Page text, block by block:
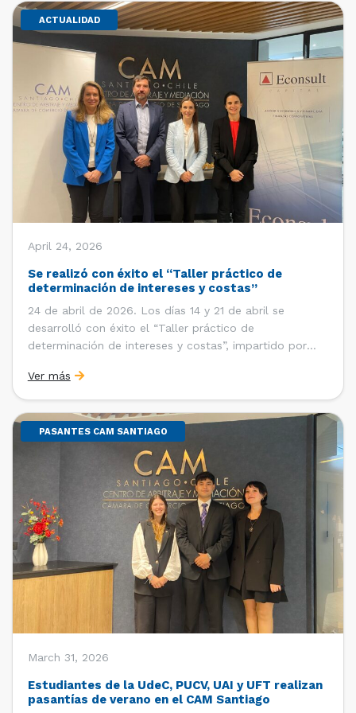
ACTUALIDAD
April 24, 2026
Se realizó con éxito el “Taller práctico de
determinación de intereses y costas”
24 de abril de 2026. Los días 14 y 21 de abril se
desarrolló con éxito el “Taller práctico de
determinación de intereses y costas”, impartido por
Universidad Católica de Chile y Magíster en Economía
de la Universidad de Chicago) y María Luisa Petitpas
[…]
Ver más
PASANTES CAM SANTIAGO
March 31, 2026
Estudiantes de la UdeC, PUCV, UAI y UFT realizan
pasantías de verano en el CAM Santiago